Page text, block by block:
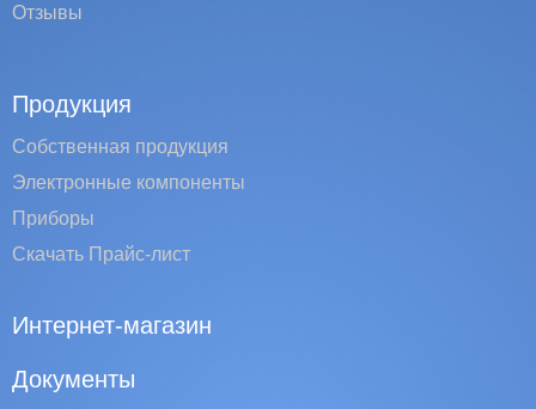
Отзывы
Продукция
Собственная продукция
Электронные компоненты
Приборы
Скачать Прайс-лист
Интернет-магазин
Документы